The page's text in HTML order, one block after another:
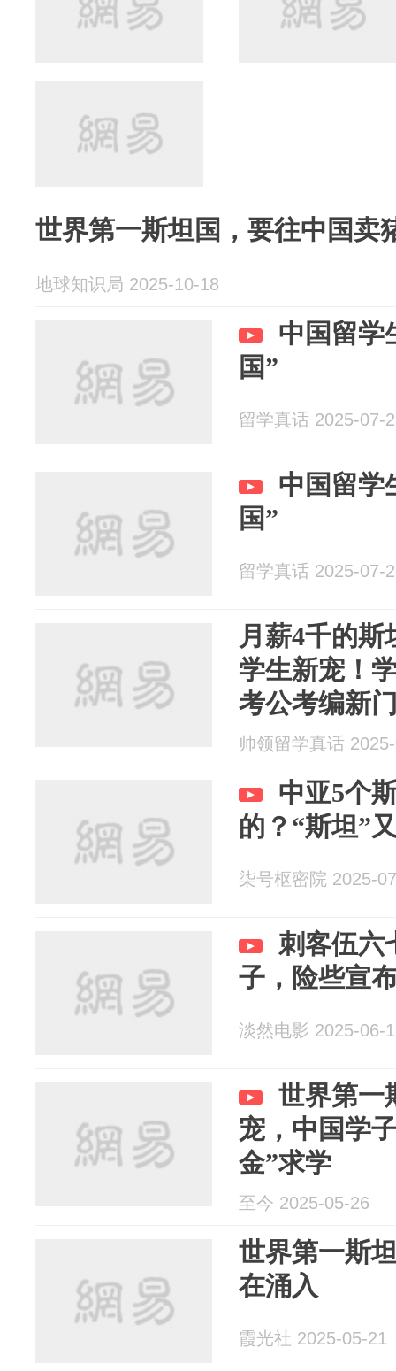
世界第一斯坦国，要往中国卖
地球知识局 2025-10-18
中国留学
国”
留学真话 2025-07-
中国留学
国”
留学真话 2025-07-
月薪4千的
学生新宠！
考公考编新
帅领留学真话
中亚5个
的？“斯坦”
柒号枢密院 2025-
刺客伍六
子，险些宣
淡然电影 2025-06-
世界第一
宠，中国学
金”求学
至今 2025-05-26
世界第一斯
在涌入
霞光社 2025-05-21